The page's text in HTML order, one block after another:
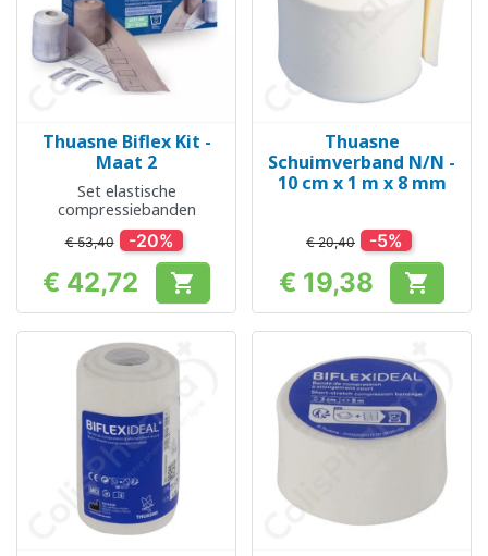
Thuasne Biflex Kit -
Maat 2
Set elastische
compressiebanden
€ 53,40 -20%
Prijs
€ 42,72 
Thuasne
Schuimverband N/N -
10 cm x 1 m x 8 mm
€ 20,40 -5%
Prijs
€ 19,38 